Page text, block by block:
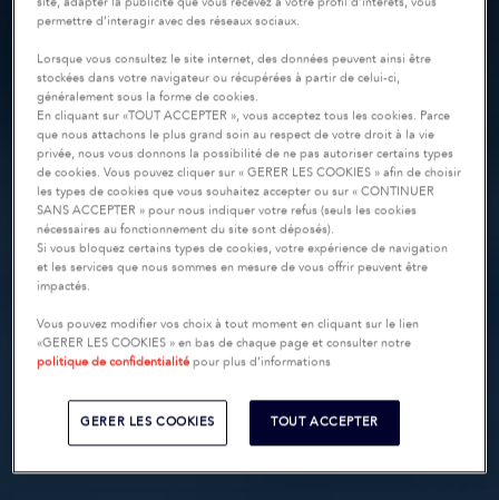
permettre d’interagir avec des réseaux sociaux.
Lorsque vous consultez le site internet, des données peuvent ainsi être
stockées dans votre navigateur ou récupérées à partir de celui-ci,
généralement sous la forme de cookies.
En cliquant sur «TOUT ACCEPTER », vous acceptez tous les cookies. Parce
que nous attachons le plus grand soin au respect de votre droit à la vie
privée, nous vous donnons la possibilité de ne pas autoriser certains types
de cookies. Vous pouvez cliquer sur « GERER LES COOKIES » afin de choisir
les types de cookies que vous souhaitez accepter ou sur « CONTINUER
SANS ACCEPTER » pour nous indiquer votre refus (seuls les cookies
nécessaires au fonctionnement du site sont déposés).
Si vous bloquez certains types de cookies, votre expérience de navigation
et les services que nous sommes en mesure de vous offrir peuvent être
impactés.
Vous pouvez modifier vos choix à tout moment en cliquant sur le lien
«GERER LES COOKIES » en bas de chaque page et consulter notre
politique de confidentialité pour plus d’informations
GERER LES COOKIES TOUT ACCEPTER